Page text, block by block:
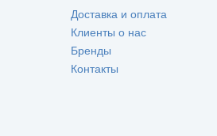
Доставка и оплата
Клиенты о нас
Бренды
Контакты